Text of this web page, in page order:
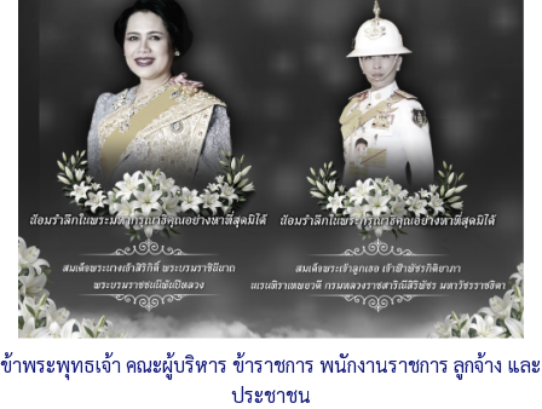
รายงานของผู้สอบบัญชีและรายงานการเงินเทศบาลตำบลไผ่ดำ
รายงานผลการใช้จ่ายงบประมาณประจำปี
แผนการใช้จ่ายงบประมาณประจำปี
Published, 2 มีนาคม 2565|By
ทต.ไผ่ดำพัฒนา จ.อ่างทอง
o18แผนการใช้จ่ายงบประมาณประจำปี
ดาวน์โหลด
Post Views:1,466
Posted inงบประมาณรายจ่ายประจำปี
ข้าพระพุทธเจ้า คณะผู้บริหาร ข้าราชการ พนักงานราชการ ลูกจ้าง และ
ประชาชน